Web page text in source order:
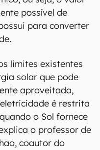
possível de
para converter
limites existentes
solar que pode
aproveitada,
é restrita
o Sol fornece
o professor de
coautor do